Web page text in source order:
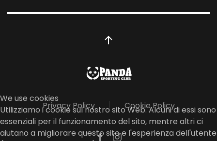
Privacy Policy Cookie Policy
We use cookies
Utilizziamo i cookie sul nostro sito Web. Alcuni di essi sono
essenziali per il funzionamento del sito, mentre altri ci
aiutano a migliorare questo sito e l'esperienza dell'utente